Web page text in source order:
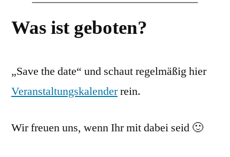
Was ist geboten?
„Save the date“ und schaut regelmäßig hier
Veranstaltungskalenderrein.
Wir freuen uns, wenn Ihr mit dabei seid 🙂